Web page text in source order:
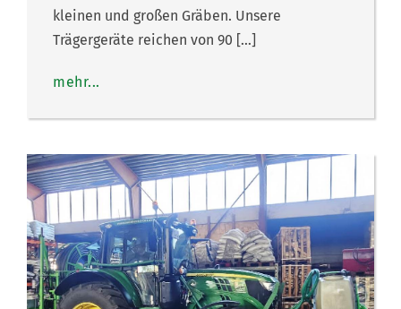
kleinen und großen Gräben. Unsere
Trägergeräte reichen von 90 […]
mehr...